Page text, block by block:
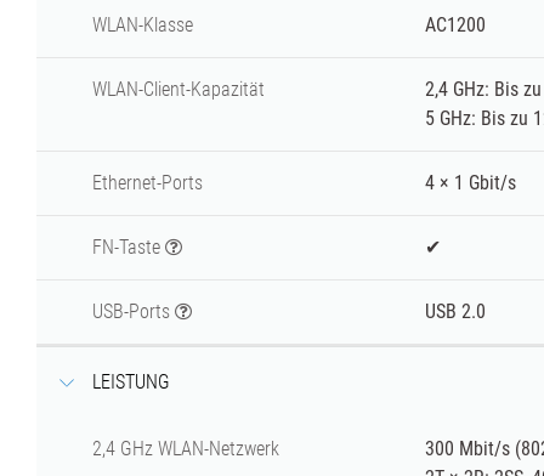
WLAN-Klasse AC1200
WLAN-Client-Kapazität
2,4 GHz: Bis
5 GHz: Bis zu
Ethernet-Ports 4 × 1 Gbit/s
FN-Taste ✔
USB-Ports USB 2.0
LEISTUNG
2,4 GHz WLAN-Netzwerk
300 Mbit/s